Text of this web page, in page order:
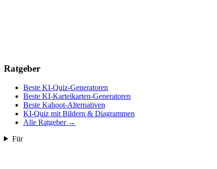
Ratgeber
Beste KI-Quiz-Generatoren
Beste KI-Karteikarten-Generatoren
Beste Kahoot-Alternativen
KI-Quiz mit Bildern & Diagrammen
Alle Ratgeber→
Für